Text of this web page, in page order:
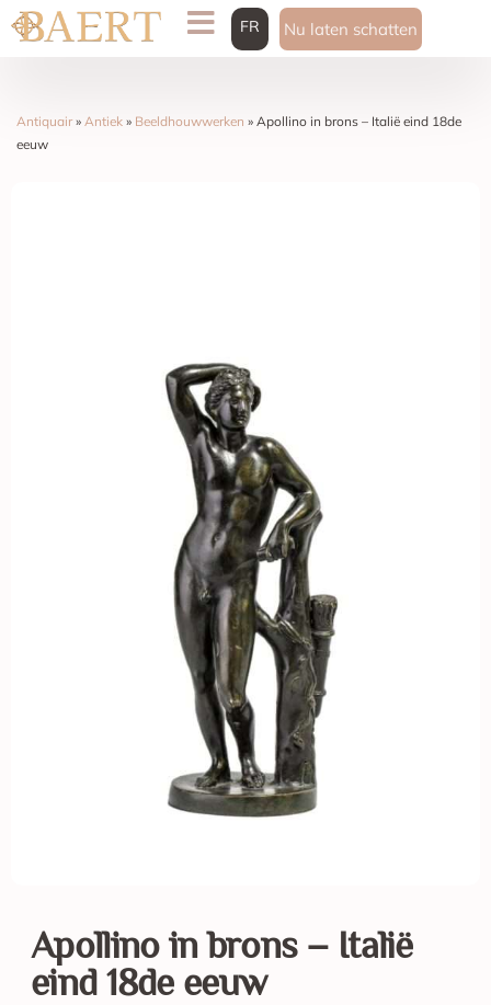
FR Nu laten schatten
Antiquair» Antiek » Beeldhouwwerken » Apollino in brons – Italië eind 18de
eeuw
Apollino in brons – Italië
eind 18de eeuw